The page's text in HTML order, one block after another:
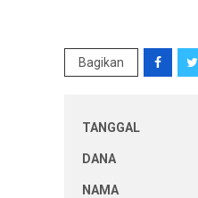
Bagikan
TANGGAL
DANA
NAMA